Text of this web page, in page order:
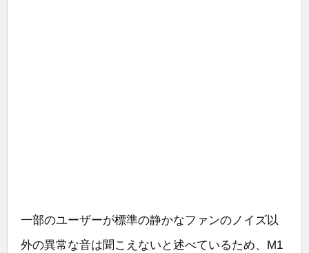
一部のユーザーが標準の静かなファンのノイズ以
外の異常な音は聞こえないと述べているため、M1